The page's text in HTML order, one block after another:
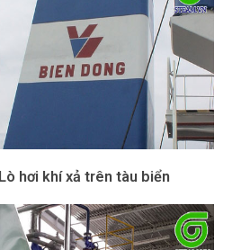
Lò hơi khí xả trên tàu biển